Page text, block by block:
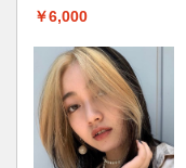
￥6,000